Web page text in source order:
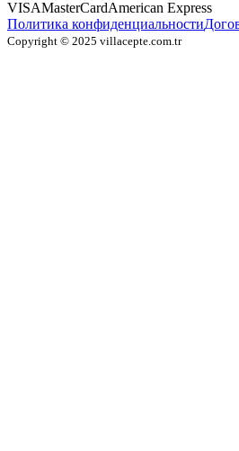
VISAMasterCardAmerican Express
Политика конфиденциальности
Copyright © 2025 villacepte.com.tr